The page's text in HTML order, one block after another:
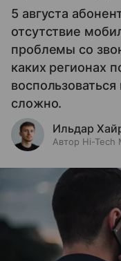
5 августа
отсутствие
проблемы со
каких регионах
сложно.
Ильдар
Автор Hi-Tech